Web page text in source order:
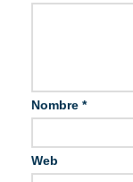
Nombre *
Web